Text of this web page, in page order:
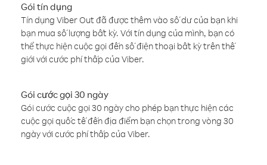
Gói tín dụng
Tín dụng Viber Out đã được thêm vào số dư của bạn khi
bạn mua số lượng bất kỳ. Với tín dụng của mình, bạn có
thể thực hiện cuộc gọi đến số điện thoại bất kỳ trên thế
giới với cước phí thấp của Viber.
Gói cước gọi 30 ngày
Gói cước cuộc gọi 30 ngày cho phép bạn thực hiện các
cuộc gọi quốc tế đến địa điểm bạn chọn trong vòng 30
ngày với cước phí thấp của Viber.